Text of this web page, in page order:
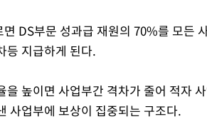
DS부문 성과급 재원의 70%를 모든
등 지급하게 된다.
을 높이면 사업부간 격차가 줄어 적자
사업부에 보상이 집중되는 구조다.